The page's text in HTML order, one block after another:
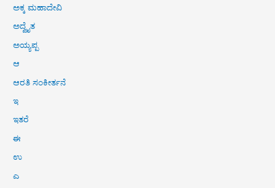
ಅಕ್ಕ ಮಹಾದೇವಿ
ಅದ್ವೈತ
ಅಯ್ಯಪ್ಪ
ಆ
ಆರತಿ ಸಂಕೀರ್ತನೆ
ಇ
ಇತರೆ
ಈ
ಉ
ಎ